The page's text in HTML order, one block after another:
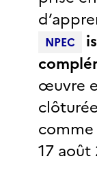
NPEC
œuvre
17 août